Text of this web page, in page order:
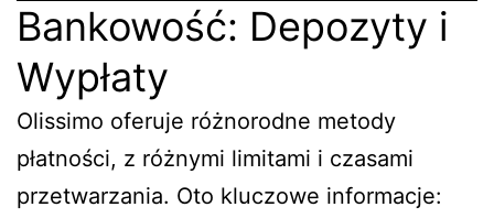
Bankowość: Depozyty i
Wypłaty
Olissimo oferuje różnorodne metody
płatności, z różnymi limitami i czasami
przetwarzania. Oto kluczowe informacje: